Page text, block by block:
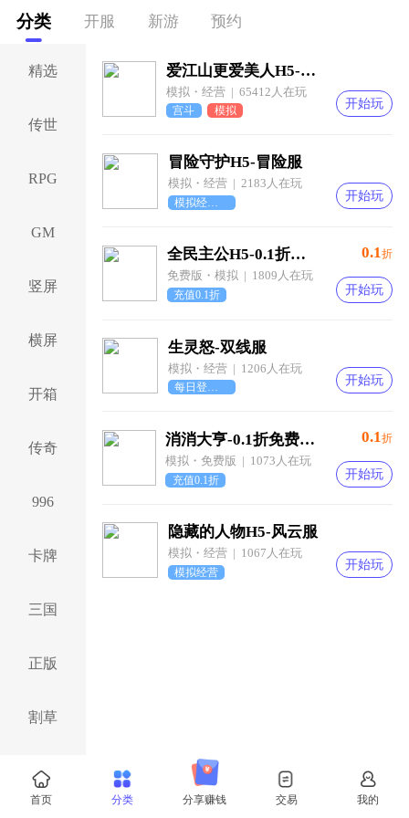
分类 开服 新游 预约
精选
传世
RPG
GM
竖屏
横屏
开箱
传奇
996
卡牌
三国
正版
割草
仙侠
爱江山更爱美人H5-满庭芳服
模拟・经营 | 65412人在玩
宫斗 模拟
开始玩
冒险守护H5-冒险服
模拟・经营 | 2183人在玩
模拟经营玩法
开始玩
全民主公H5-0.1折免费版
免费版・模拟 | 1809人在玩
充值0.1折
0.1折
开始玩
生灵怒-双线服
模拟・经营 | 1206人在玩
每日登录领取好礼
开始玩
消消大亨-0.1折免费版送6480-混服
模拟・免费版 | 1073人在玩
充值0.1折
0.1折
开始玩
隐藏的人物H5-风云服
模拟・经营 | 1067人在玩
模拟经营
开始玩
首页 分类 分享赚钱 交易 我的